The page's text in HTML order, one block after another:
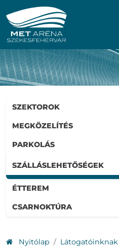
Ugrás a főmenühöz
Ugrás a tartalomhoz
SZEKTOROK
MEGKÖZELÍTÉS
PARKOLÁS
SZÁLLÁSLEHETŐSÉGEK
ÉTTEREM
CSARNOKTÚRA
Nyitólap Látogatóinknak